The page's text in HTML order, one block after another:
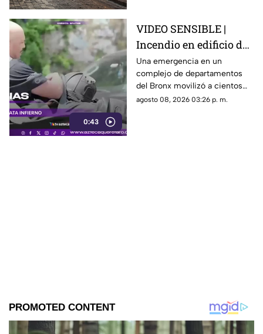
0:43
VIDEO SENSIBLE |
Incendio en edificio de
Nueva York deja un
mu3rto y 14 heridos
Una emergencia en un
complejo de departamentos
del Bronx movilizó a cientos
de bomberos y dejó víctimas
agosto 08, 2026 03:26 p. m.